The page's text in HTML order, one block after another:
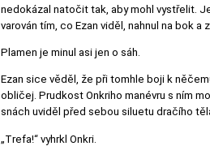
nedokázal natočit tak, aby mohl vystřelit.
varován tím, co Ezan viděl, nahnul na bok a
Plamen je minul asi jen o sáh.
Ezan sice věděl, že při tomhle boji k
obličej. Prudkost Onkriho manévru s ním
snách uviděl před sebou siluetu dračího
„Trefa!“ vyhrkl Onkri.